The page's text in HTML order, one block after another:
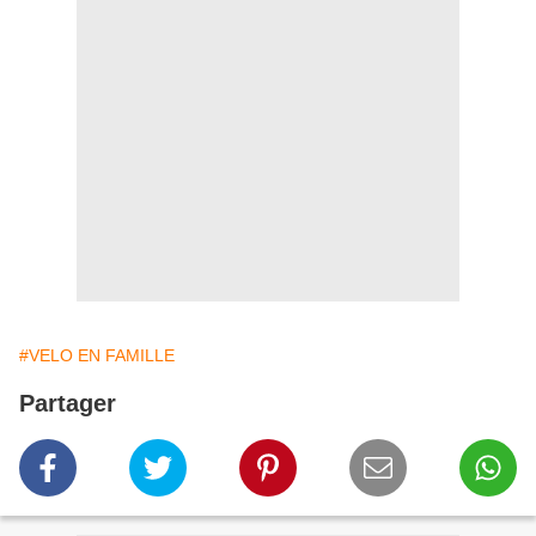
#VELO EN FAMILLE
Partager